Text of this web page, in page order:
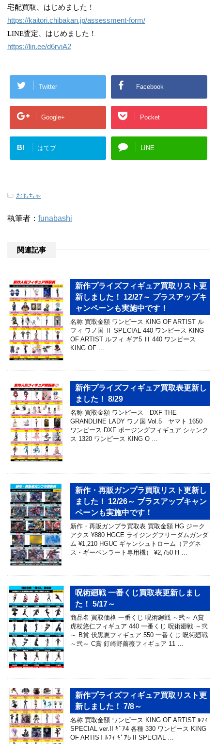
宅配買取、はじめました！
https://kaitori.chibakan.jp/assessment-form/
LINE査定、はじめました！
https://lin.ee/d6rviA2
Twitter Facebook
Google+ Pocket
B! はてブ LINE
-おもちゃ
執筆者： funabashi
関連記事
新作プライズフィギュア買取リスト更
新しました！ 12/27～ プラスアップキ
ャンペーンも実施中です！
名称 買取金額 ワンピース KING OF ARTIST ル
フィ ワノ国 Ⅱ SPECIAL 440 ワンピース KING
OF ARTIST ルフィ ギア5 Ⅲ 440 ワンピース
KING OF …
新作プライズフィギュア買取表更新し
ました！ 8/29
名称 買取金額 ワンピース DXF THE
GRANDLINE LADY ワノ国 Vol.5 ヤマト 1650
ワンピース DXF ポージングフィギュア シャンク
ス 1320 ワンピース KING O …
新作・再販ガンプラ買取リスト更新し
ました！ 12/26～ プラスアップキャン
ペーンも実施中です！
新作・再販ガンプラ買取表 買取金額 HG ジーク
アクス ¥880 HGCE ライジングフリーダムガンダ
ム ¥1,210 HGUC ギャンシュトローム（アグネ
ス・ギーベンラート専用機） ¥2,750 H …
呪術廻戦 一番くじ買取表更新しまし
た！ 5/17～
商品名 買取価格 一番くじ 呪術廻戦 ～弐～ A賞
虎杖悠仁フィギュア 440 一番くじ 呪術廻戦 ～弐
～ B賞 伏黒恵フィギュア 550 一番くじ 呪術廻戦
～弐～ C賞 釘崎野薔薇フィギュア 11 …
新作プライズフィギュア買取リスト更
新しました！ 7/8～
名称 買取金額 ワンピース KING OF ARTIST ﾙﾌｨ
SPECIAL ver.II ｷﾞｱ4 各種 330 ワンピース KING
OF ARTIST ﾙﾌｨ ｷﾞｱ5 II SPECIAL …